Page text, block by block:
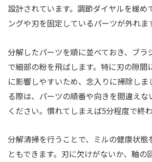
設計されています。調節ダイヤルを緩め
ングや刃を固定しているパーツが外れま
分解したパーツを順に並べておき、ブラ
で細部の粉を飛ばします。特に刃の隙間
に影響しやすいため、念入りに掃除しま
る際は、パーツの順番や向きを間違えな
ください。慣れてしまえば5分程度で終わ
分解清掃を行うことで、ミルの健康状態
ともできます。刃に欠けがないか、軸の